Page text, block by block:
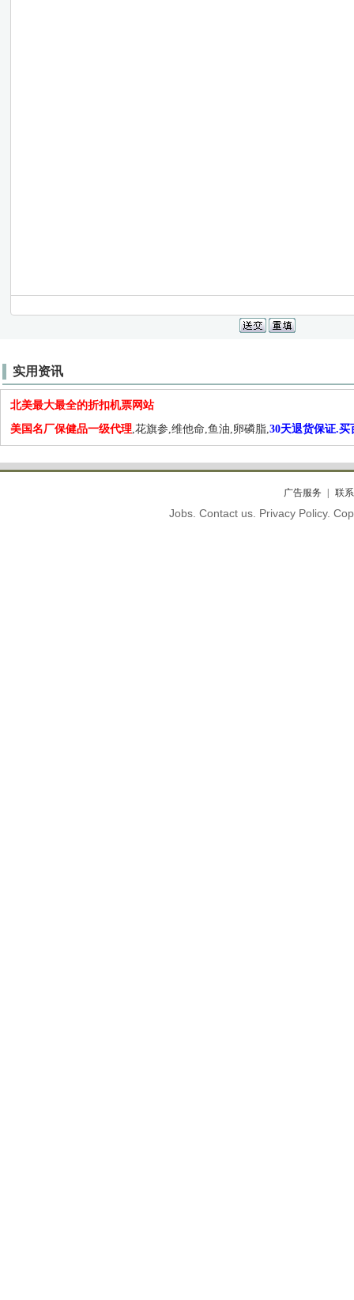
实用资讯
北美最大最全的折扣机票网站
美国名厂保健品一级代理,花旗参,维他命,鱼油,卵磷脂,30天退货保证.买
广告服务 联
Jobs. Contact us. Privacy Policy.